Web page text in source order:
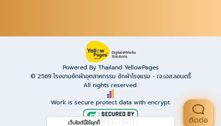
Powered By Thailand YellowPages
© 2569 โรงงานซักผ้าอุตสาหกรรม ซักผ้าโรงแรม - เจ.เอส.ลอนดรี้
All rights reserved.
Work is secure protect data with encrypt.
ติดต่อ
เว็บไซต์นี้ใช้คุกกี้